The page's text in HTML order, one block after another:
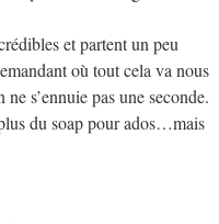
et partent un peu
où tout cela va nous
s’ennuie pas une seconde.
du soap pour ados…mais